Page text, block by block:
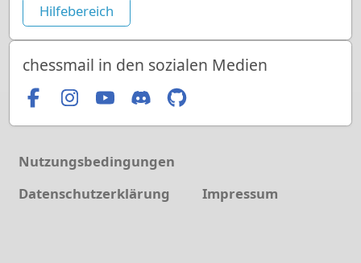
Hilfebereich
chessmail in den sozialen Medien
Nutzungsbedingungen
Datenschutzerklärung
Impressum